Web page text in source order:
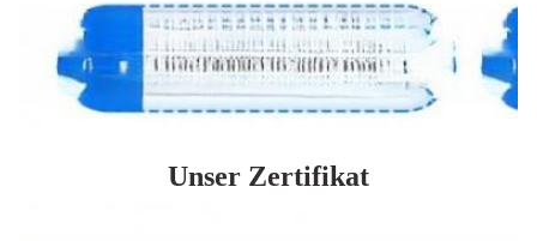
Unser Zertifikat